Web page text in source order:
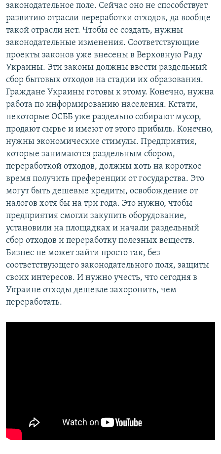
законодательное поле. Сейчас оно не способствует
развитию отрасли переработки отходов, да вообще
такой отрасли нет. Чтобы ее создать, нужны
законодательные изменения. Соответствующие
проекты законов уже внесены в Верховную Раду
Украины. Эти законы должны ввести раздельный
сбор бытовых отходов на стадии их образования.
Граждане Украины готовы к этому. Конечно, нужна
работа по информированию населения. Кстати,
некоторые ОСББ уже раздельно собирают мусор,
продают сырье и имеют от этого прибыль. Конечно,
нужны экономические стимулы. Предприятия,
которые занимаются раздельным сбором,
переработкой отходов, должны хоть на короткое
время получить преференции от государства. Это
могут быть дешевые кредиты, освобождение от
налогов хотя бы на три года. Это нужно, чтобы
предприятия смогли закупить оборудование,
установили на площадках и начали раздельный
сбор отходов и переработку полезных веществ.
Бизнес не может зайти просто так, без
соответствующего законодательного поля, защиты
своих интересов. И нужно учесть, что сегодня в
Украине отходы дешевле захоронить, чем
переработать.